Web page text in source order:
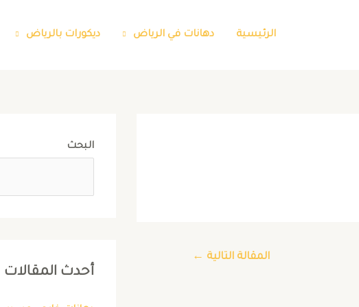
الرئيسية دهانات في الرياض ديكورات بالرياض
المقالة التالية ←
البحث
أحدث المقالات